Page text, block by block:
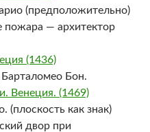
(предположительно)
пожара — архитектор
(1436)
Бон.
Венеция. (1469)
как знак)
двор при